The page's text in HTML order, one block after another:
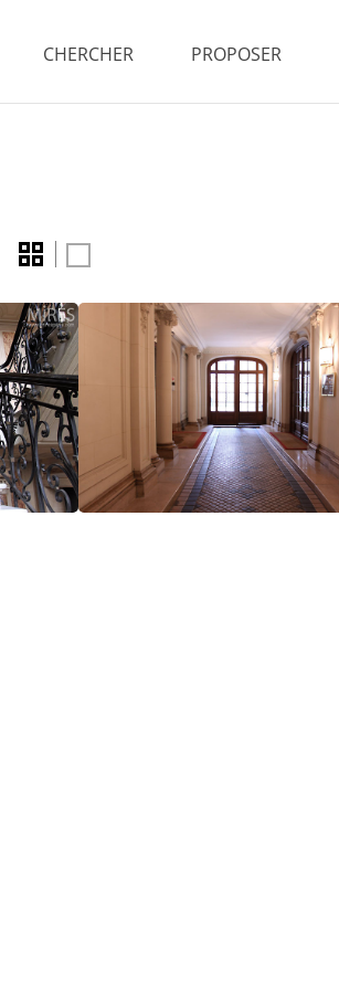
CHERCHER PROPOSER